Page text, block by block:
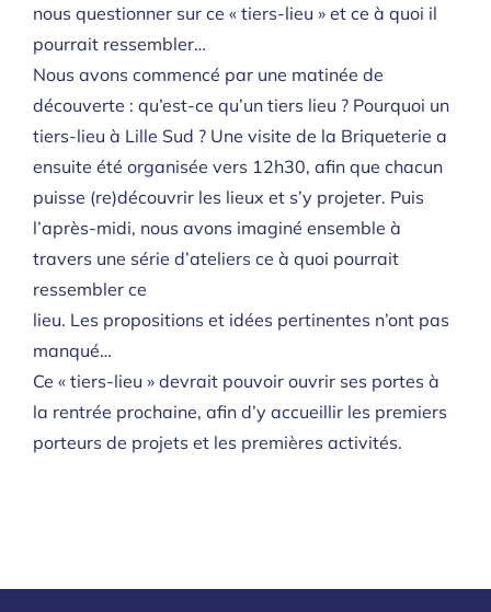
nous questionner sur ce « tiers-lieu » et ce à quoi il
pourrait ressembler…
Nous avons commencé par une matinée de
découverte : qu’est-ce qu’un tiers lieu ? Pourquoi un
tiers-lieu à Lille Sud ? Une visite de la Briqueterie a
ensuite été organisée vers 12h30, afin que chacun
puisse (re)découvrir les lieux et s’y projeter. Puis
l’après-midi, nous avons imaginé ensemble à
travers une série d’ateliers ce à quoi pourrait
ressembler ce
lieu. Les propositions et idées pertinentes n’ont pas
manqué…
Ce « tiers-lieu » devrait pouvoir ouvrir ses portes à
la rentrée prochaine, afin d’y accueillir les premiers
porteurs de projets et les premières activités.